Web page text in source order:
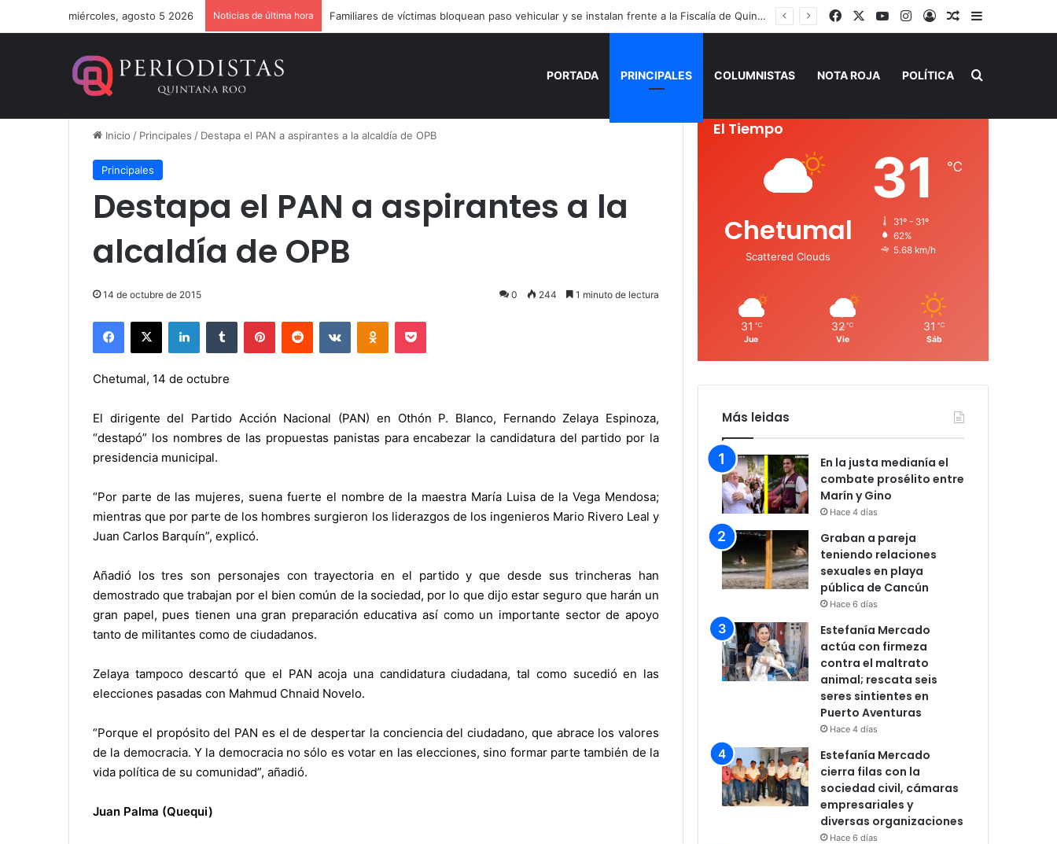
miércoles, agosto 5 2026 Noticias de última hora Familiares de víctimas bloquean paso vehicular y se instalan frente a la Fiscalía de Quintana Roo FacebookYouTubeInstagram
AccesoPublicación al
Barra lateral
PORTADA PRINCIPALES COLUMNISTAS NOTA ROJA POLÍTICA Buscar por
Inicio / Principales / Destapa el PAN a aspirantes a la alcaldía de OPB
Principales
Destapa el PAN a aspirantes a la
alcaldía de OPB
14 de octubre de 2015 0 244 1 minuto de lectura
Facebook
X LinkedInTumblr PinterestReddit VKontakteOdnoklassniki
Pocket
Chetumal, 14 de octubre
El dirigente del Partido Acción Nacional (PAN) en Othón P. Blanco, Fernando Zelaya Espinoza,
“destapó” los nombres de las propuestas panistas para encabezar la candidatura del partido por la
presidencia municipal.
“Por parte de las mujeres, suena fuerte el nombre de la maestra María Luisa de la Vega Mendosa;
mientras que por parte de los hombres surgieron los liderazgos de los ingenieros Mario Rivero Leal y
Juan Carlos Barquín”, explicó.
Añadió los tres son personajes con trayectoria en el partido y que desde sus trincheras han
demostrado que trabajan por el bien común de la sociedad, por lo que dijo estar seguro que harán un
gran papel, pues tienen una gran preparación educativa así como un importante sector de apoyo
tanto de militantes como de ciudadanos.
Zelaya tampoco descartó que el PAN acoja una candidatura ciudadana, tal como sucedió en las
elecciones pasadas con Mahmud Chnaid Novelo.
“Porque el propósito del PAN es el de despertar la conciencia del ciudadano, que abrace los valores
de la democracia. Y la democracia no sólo es votar en las elecciones, sino formar parte también de la
vida política de su comunidad”, añadió.
Juan Palma (Quequi)
El Tiempo
Chetumal
Scattered Clouds
31 ℃
31º - 31º
62%
5.68 km/h
31 ℃
Jue
32 ℃
Vie
31 ℃
Sáb
Más leidas
En la justa medianía el
combate prosélito entre
Marín y Gino
Hace 4 días
Graban a pareja
teniendo relaciones
sexuales en playa
pública de Cancún
Hace 6 días
Estefanía Mercado
actúa con firmeza
contra el maltrato
animal; rescata seis
seres sintientes en
Puerto Aventuras
Hace 4 días
Estefanía Mercado
cierra filas con la
sociedad civil, cámaras
empresariales y
diversas organizaciones
Hace 6 días